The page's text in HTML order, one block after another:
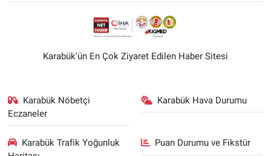
Karabük'ün En Çok Ziyaret Edilen Haber Sitesi
Karabük Nöbetçi
Eczaneler
Karabük Hava Durumu
Karabük Trafik Yoğunluk
Puan Durumu ve Fikstür